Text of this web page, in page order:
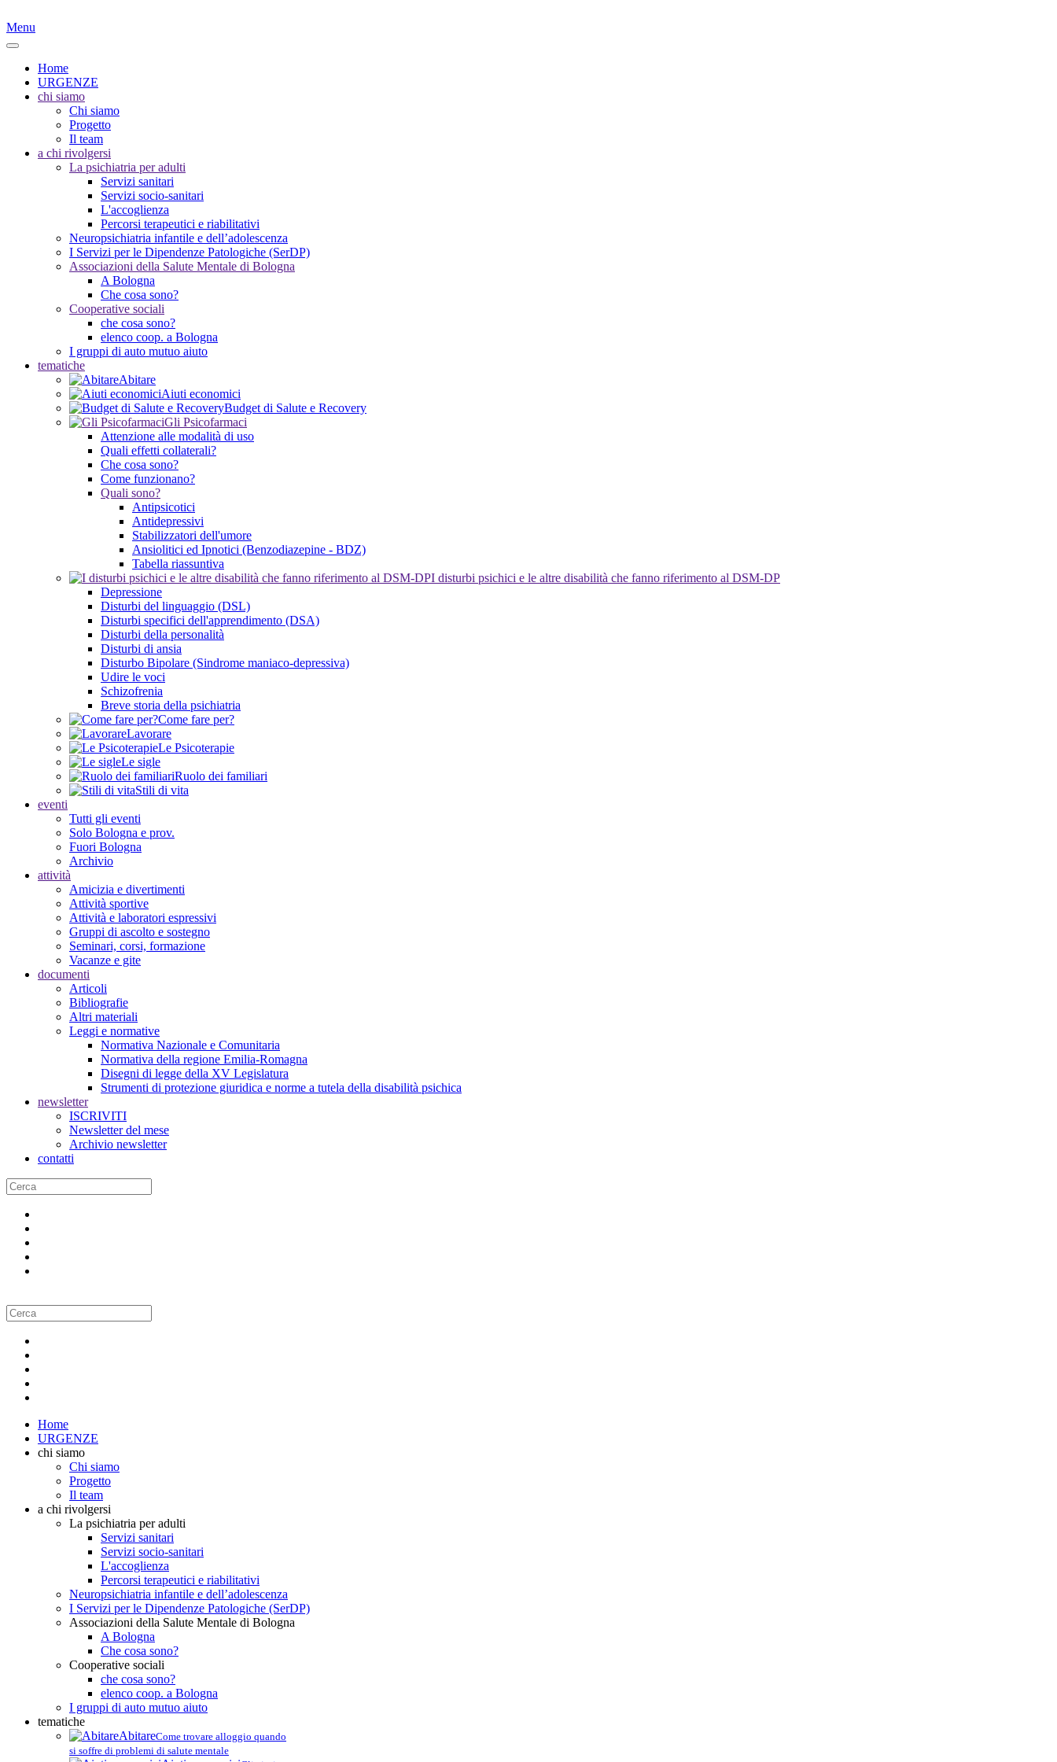
Menu
Home
URGENZE
chi siamo
Chi siamo
Progetto
Il team
a chi rivolgersi
La psichiatria per adulti
Servizi sanitari
Servizi socio-sanitari
L'accoglienza
Percorsi terapeutici e riabilitativi
Neuropsichiatria infantile e dell’adolescenza
I Servizi per le Dipendenze Patologiche (SerDP)
Associazioni della Salute Mentale di Bologna
A Bologna
Che cosa sono?
Cooperative sociali
che cosa sono?
elenco coop. a Bologna
I gruppi di auto mutuo aiuto
tematiche
Abitare
Aiuti economici
Budget di Salute e Recovery
Gli Psicofarmaci
Attenzione alle modalità di uso
Quali effetti collaterali?
Che cosa sono?
Come funzionano?
Quali sono?
Antipsicotici
Antidepressivi
Stabilizzatori dell'umore
Ansiolitici ed Ipnotici (Benzodiazepine - BDZ)
Tabella riassuntiva
I disturbi psichici e le altre disabilità che fanno riferimento al DSM-DP
Depressione
Disturbi del linguaggio (DSL)
Disturbi specifici dell'apprendimento (DSA)
Disturbi della personalità
Disturbi di ansia
Disturbo Bipolare (Sindrome maniaco-depressiva)
Udire le voci
Schizofrenia
Breve storia della psichiatria
Come fare per?
Lavorare
Le Psicoterapie
Le sigle
Ruolo dei familiari
Stili di vita
eventi
Tutti gli eventi
Solo Bologna e prov.
Fuori Bologna
Archivio
attività
Amicizia e divertimenti
Attività sportive
Attività e laboratori espressivi
Gruppi di ascolto e sostegno
Seminari, corsi, formazione
Vacanze e gite
documenti
Articoli
Bibliografie
Altri materiali
Leggi e normative
Normativa Nazionale e Comunitaria
Normativa della regione Emilia-Romagna
Disegni di legge della XV Legislatura
Strumenti di protezione giuridica e norme a tutela della disabilità psichica
newsletter
ISCRIVITI
Newsletter del mese
Archivio newsletter
contatti
Home
URGENZE
chi siamo
Chi siamo
Progetto
Il team
a chi rivolgersi
La psichiatria per adulti
Servizi sanitari
Servizi socio-sanitari
L'accoglienza
Percorsi terapeutici e riabilitativi
Neuropsichiatria infantile e dell’adolescenza
I Servizi per le Dipendenze Patologiche (SerDP)
Associazioni della Salute Mentale di Bologna
A Bologna
Che cosa sono?
Cooperative sociali
che cosa sono?
elenco coop. a Bologna
I gruppi di auto mutuo aiuto
tematiche
AbitareCome trovare alloggio quando
si soffre di problemi di salute mentale